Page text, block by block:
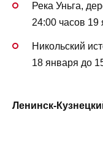
Река Уньга,
24:00 часов 19
Никольский
18 января до
Ленинск-